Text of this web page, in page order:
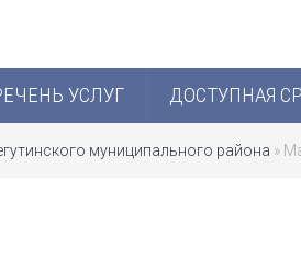
УСЛУГ ДОСТУПНАЯ
муниципального района »